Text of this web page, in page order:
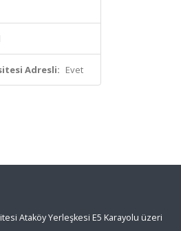
Adresli: Evet
Ataköy Yerleşkesi E5 Karayolu üzeri